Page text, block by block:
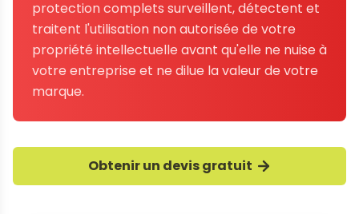
protection complets surveillent, détectent et
traitent l'utilisation non autorisée de votre
propriété intellectuelle avant qu'elle ne nuise à
votre entreprise et ne dilue la valeur de votre
marque.
Obtenir un devis gratuit